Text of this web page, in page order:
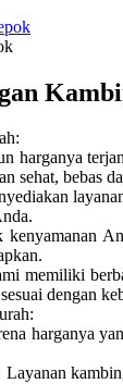
harganya
sehat, bebas
kenyamanan
memiliki
dengan
harganya